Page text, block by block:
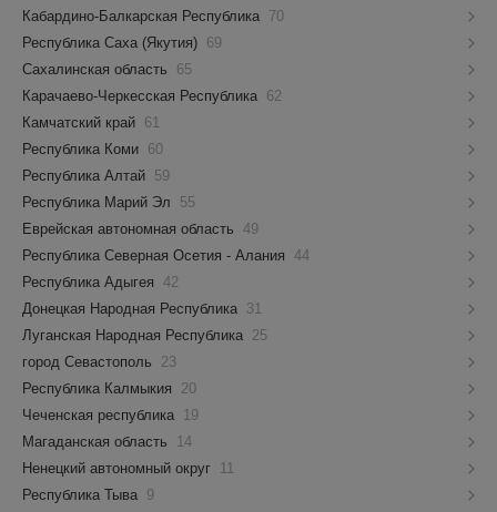
Кабардино-Балкарская Республика 70
Республика Саха (Якутия) 69
Сахалинская область
65
Карачаево-Черкесская Республика 62
Камчатский край 61
Республика Коми 60
Республика Алтай 59
Республика Марий Эл
55
Еврейская автономная область 49
Республика Северная Осетия - Алания 44
Республика Адыгея 42
Донецкая Народная Республика 31
Луганская Народная Республика 25
город Севастополь
23
Республика Калмыкия
20
Чеченская республика 19
Магаданская область
14
Ненецкий автономный округ 11
Республика Тыва 9